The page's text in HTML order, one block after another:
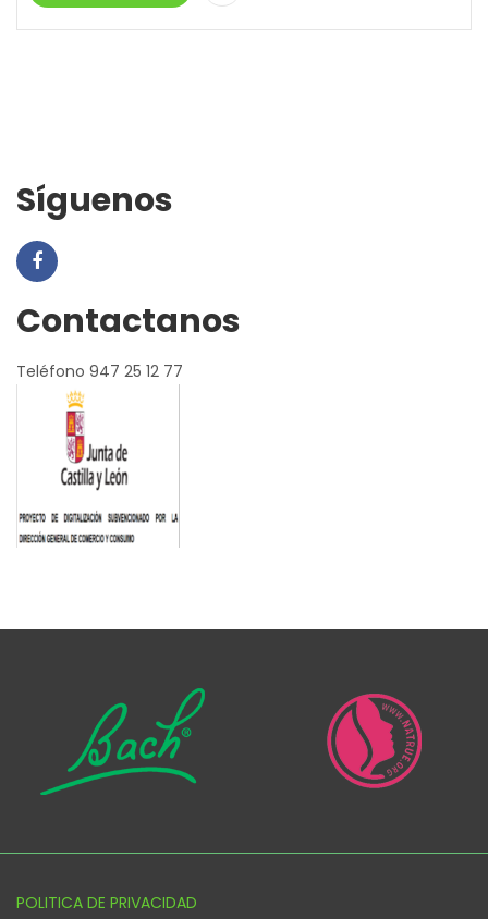
Síguenos
Contactanos
Teléfono 947 25 12 77
POLITICA DE PRIVACIDAD